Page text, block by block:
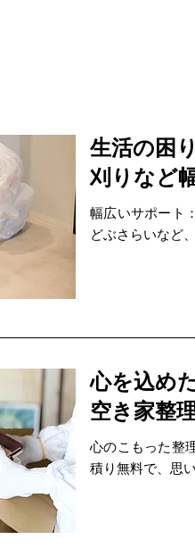
生活の困
刈りなど
幅広いサポート
どぶさらいなど
心を込め
空き家整
心のこもった整
積り無料で、思